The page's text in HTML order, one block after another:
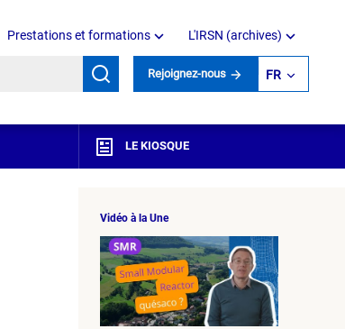
Prestations et formations L'IRSN (archives)
Rejoignez-nous FR
LE KIOSQUE
Vidéo à la Une